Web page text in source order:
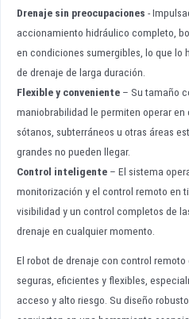
Drenaje sin preocupaciones -
accionamiento hidráulico completo,
en condiciones sumergibles, lo que lo
de drenaje de larga duración.
Flexible y conveniente – Su tamaño
maniobrabilidad le permiten operar
sótanos, subterráneos u otras áreas
grandes no pueden llegar.
Control inteligente – El sistema
monitorización y el control remoto en
visibilidad y un control completos de
drenaje en cualquier momento.
El robot de drenaje con control
seguras, eficientes y flexibles,
acceso y alto riesgo. Su diseño